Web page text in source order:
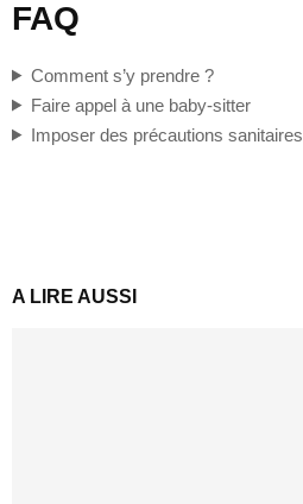
FAQ
Comment s’y prendre ?
Faire appel à une baby-sitter
Imposer des précautions sanitaires
A LIRE AUSSI